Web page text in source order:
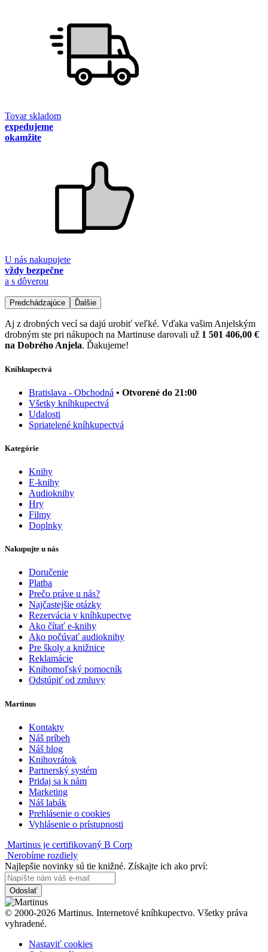
Tovar skladom
expedujeme
okamžite
U nás nakupujete
vždy bezpečne
a s dôverou
Predchádzajúce Ďalšie
Aj z drobných vecí sa dajú urobiť veľké. Vďaka vašim Anjelským
drobným ste pri nákupoch na Martinuse darovali už 1 501 406,00 €
na Dobrého Anjela. Ďakujeme!
Kníhkupectvá
Bratislava - Obchodná • Otvorené do 21:00
Všetky kníhkupectvá
Udalosti
Spriatelené kníhkupectvá
Kategórie
Knihy
E-knihy
Audioknihy
Hry
Filmy
Doplnky
Nakupujte u nás
Doručenie
Platba
Prečo práve u nás?
Najčastejšie otázky
Rezervácia v kníhkupectve
Ako čítať e-knihy
Ako počúvať audioknihy
Pre školy a knižnice
Reklamácie
Knihomoľský pomocník
Odstúpiť od zmluvy
Martinus
Kontakty
Náš príbeh
Náš blog
Knihovrátok
Partnerský systém
Pridaj sa k nám
Marketing
Náš labák
Prehlásenie o cookies
Vyhlásenie o prístupnosti
Martinus je certifikovaný B Corp
Nerobíme rozdiely
Najlepšie novinky sú tie knižné. Získajte ich ako prví:
Odoslať
© 2000-2026 Martinus. Internetové kníhkupectvo. Všetky práva
vyhradené.
Nastaviť cookies